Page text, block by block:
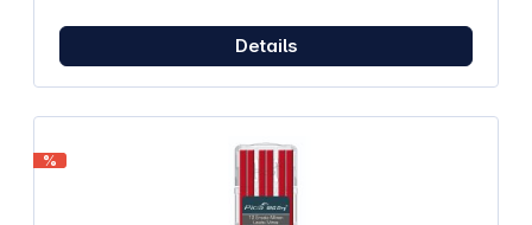
Details
%